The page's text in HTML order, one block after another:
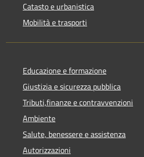
Catasto e urbanistica
Mobilità e trasporti
Educazione e formazione
Giustizia e sicurezza pubblica
Tributi,finanze e contravvenzioni
Ambiente
Salute, benessere e assistenza
Autorizzazioni